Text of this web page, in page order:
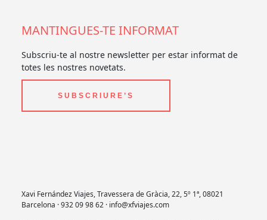
MANTINGUES-TE INFORMAT
Subscriu-te al nostre newsletter per estar informat de
totes les nostres novetats.
SUBSCRIURE’S
Xavi Fernández Viajes, Travessera de Gràcia, 22, 5º 1ª, 08021
Barcelona · 932 09 98 62 · info@xfviajes.com